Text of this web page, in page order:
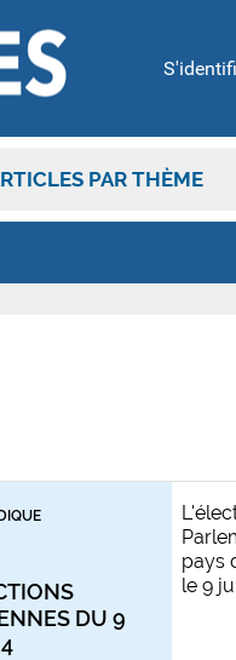
PAR THÈME
DU 9
pays
le 9